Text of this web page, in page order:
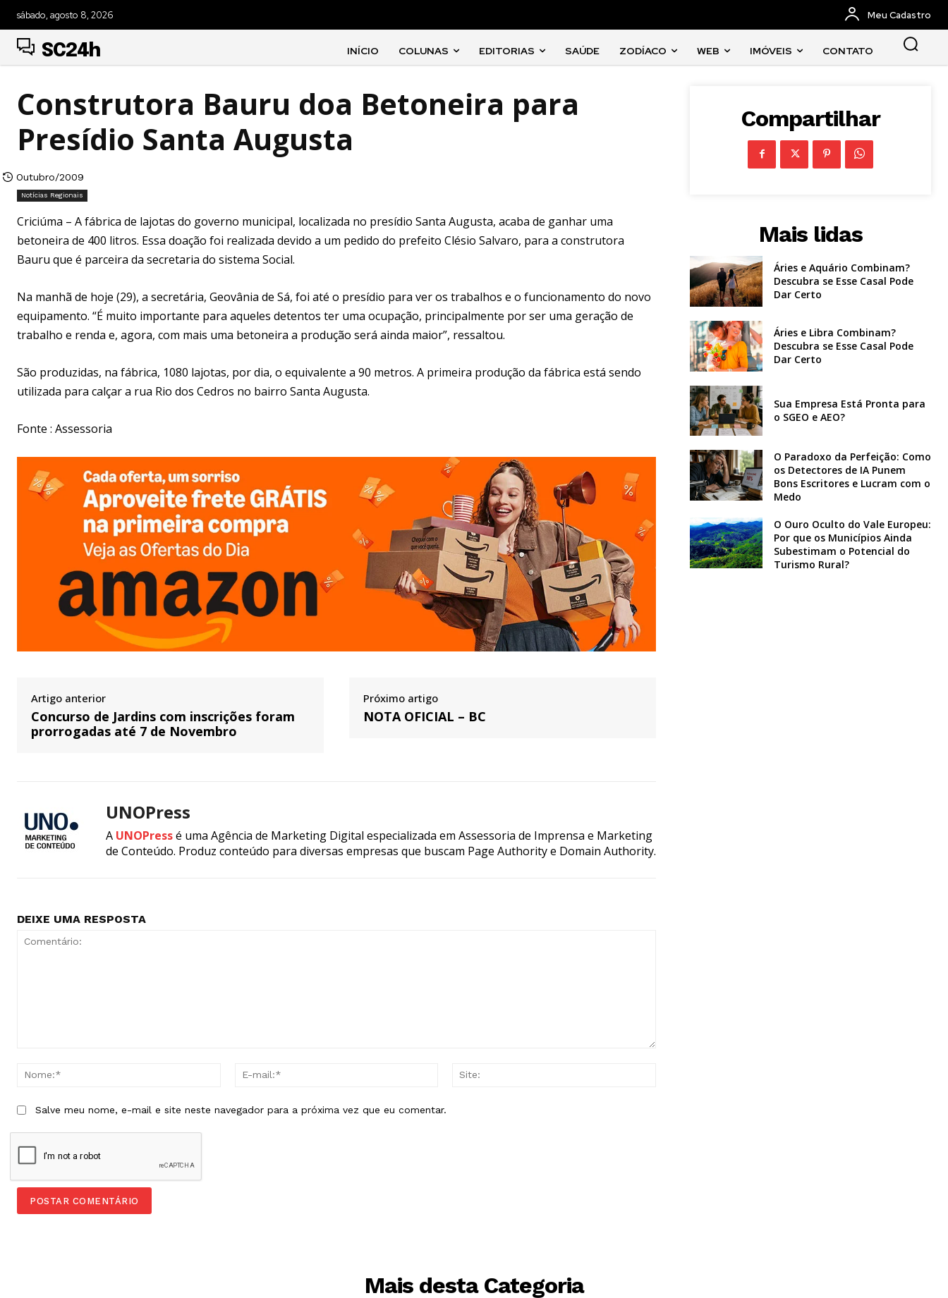
sábado, agosto 8, 2026 Meu Cadastro
SC24h INÍCIO COLUNAS EDITORIAS SAÚDE ZODÍACO WEB IMÓVEIS CONTATO
Construtora Bauru doa Betoneira para
Presídio Santa Augusta
Outubro/2009
Notícias Regionais
Criciúma – A fábrica de lajotas do governo municipal, localizada no presídio Santa Augusta, acaba de ganhar uma
betoneira de 400 litros. Essa doação foi realizada devido a um pedido do prefeito Clésio Salvaro, para a construtora
Bauru que é parceira da secretaria do sistema Social.
Na manhã de hoje (29), a secretária, Geovânia de Sá, foi até o presídio para ver os trabalhos e o funcionamento do novo
equipamento. “É muito importante para aqueles detentos ter uma ocupação, principalmente por ser uma geração de
trabalho e renda e, agora, com mais uma betoneira a produção será ainda maior”, ressaltou.
São produzidas, na fábrica, 1080 lajotas, por dia, o equivalente a 90 metros. A primeira produção da fábrica está sendo
utilizada para calçar a rua Rio dos Cedros no bairro Santa Augusta.
Fonte : Assessoria
Artigo anterior
Concurso de Jardins com inscrições foram
prorrogadas até 7 de Novembro
Próximo artigo
NOTA OFICIAL – BC
UNOPress
A UNOPressé uma Agência de Marketing Digital especializada em Assessoria de Imprensa e Marketing
de Conteúdo. Produz conteúdo para diversas empresas que buscam Page Authority e Domain Authority.
DEIXE UMA RESPOSTA
Nome:*
Salve meu nome, e-mail e site neste navegador para a próxima vez que eu comentar.
Compartilhar
Mais lidas
Áries e Aquário Combinam?
Descubra se Esse Casal Pode
Dar Certo
Áries e Libra Combinam?
Descubra se Esse Casal Pode
Dar Certo
Sua Empresa Está Pronta para
o SGEO e AEO?
O Paradoxo da Perfeição: Como
os Detectores de IA Punem
Bons Escritores e Lucram com o
Medo
O Ouro Oculto do Vale Europeu:
Por que os Municípios Ainda
Subestimam o Potencial do
Turismo Rural?
Mais desta Categoria